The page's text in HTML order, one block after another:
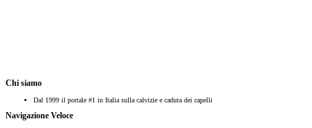
Chi siamo
Dal 1999 il portale #1 in Italia sulla calvizie e caduta dei capelli
Navigazione Veloce